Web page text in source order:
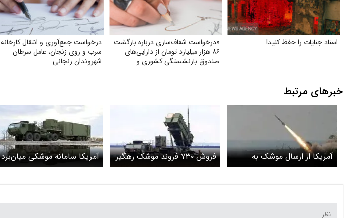
اسناد جنایات را حفظ کنید!
«درخواست شفاف‌سازی درباره بازگشت
۸۶ هزار میلیارد تومان از دارایی‌های
صندوق بازنشستگی کشوری و
درخواست جمع‌آوری و انتقال کارخانه
سرب و روی زنجان، عامل سرطان
شهروندان زنجانی
خبرهای مرتبط
آمریکا از ارسال موشک به
اوکراین منصرف شد
فروش ۷۳۰ فروند موشک رهگیر
پاتریوت به عربستان
آمریکا سامانه موشکی میان‌برد
خود را از ژاپن خارج کرد